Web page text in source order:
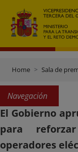
Home Sala de
Navegación
El Gobierno
para
operadores